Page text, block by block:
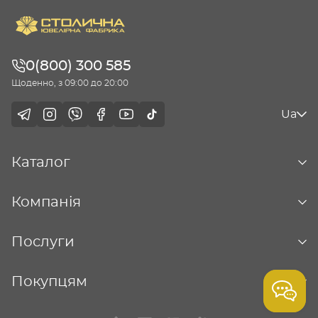
0(800) 300 585
Щоденно, з 09:00 до 20:00
Ua
Каталог
Компанія
Послуги
Покупцям